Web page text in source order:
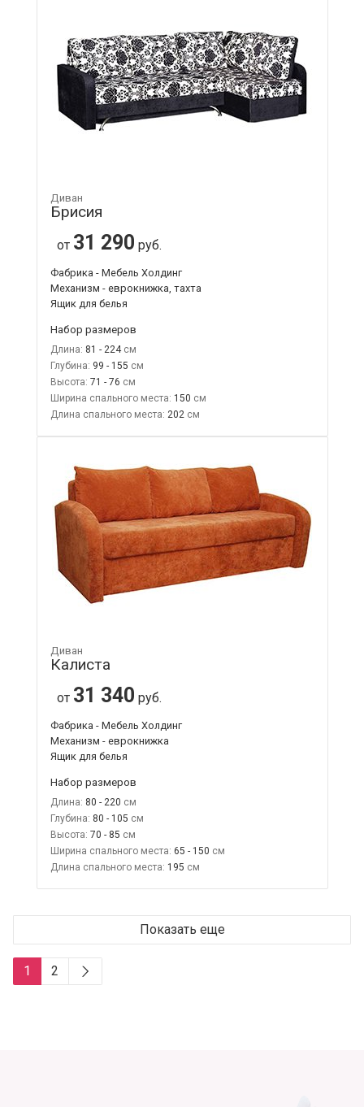
Диван
Брисия
от 31 290 руб.
Фабрика - Мебель Холдинг
Механизм - еврокнижка, тахта
Ящик для белья
Набор размеров
Длина: 81 - 224
Глубина: 99 - 155
Высота: 71 - 76
Ширина спального места: 150
Длина спального места: 202
Диван
Калиста
от 31 340 руб.
Фабрика - Мебель Холдинг
Механизм - еврокнижка
Ящик для белья
Набор размеров
Длина: 80 - 220
Глубина: 80 - 105
Высота: 70 - 85
Ширина спального места: 65 - 150
Длина спального места: 195
Показать еще
1 2